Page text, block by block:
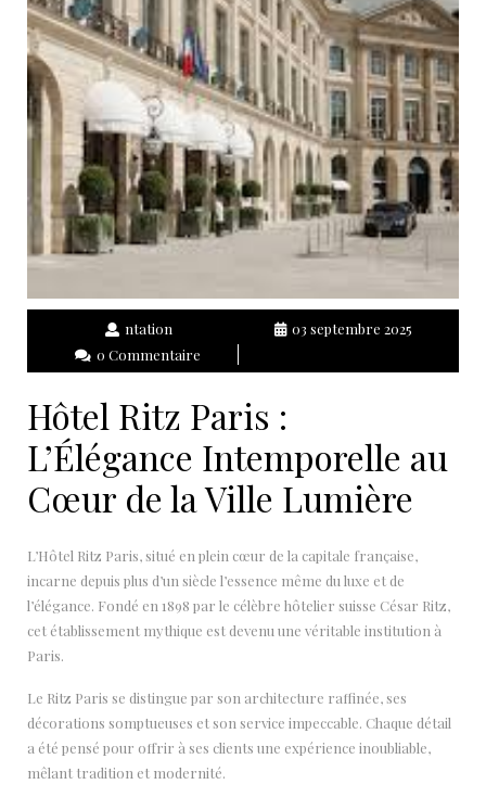
ntation
03 septembre 2025
0 Commentaire
Hôtel Ritz Paris :
L’Élégance Intemporelle au
Cœur de la Ville Lumière
L’Hôtel Ritz Paris, situé en plein cœur de la capitale française,
incarne depuis plus d’un siècle l’essence même du luxe et de
l’élégance. Fondé en 1898 par le célèbre hôtelier suisse César Ritz,
cet établissement mythique est devenu une véritable institution à
Paris.
Le Ritz Paris se distingue par son architecture raffinée, ses
décorations somptueuses et son service impeccable. Chaque détail
a été pensé pour offrir à ses clients une expérience inoubliable,
mêlant tradition et modernité.